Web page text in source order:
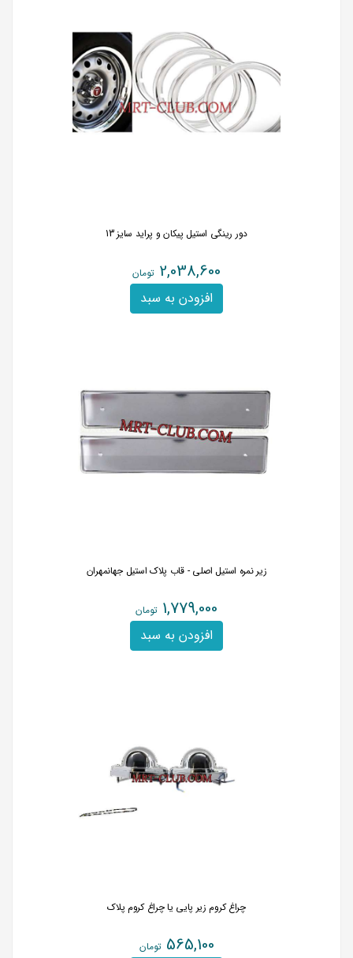
دور رینگی استیل پیکان و پراید سایز 13
2,038,600 تومان
افزودن به سبد
زیر نمره استیل اصلی - قاب پلاک استیل جهانمهران
1,779,000 تومان
افزودن به سبد
چراغ کروم زیر پایی یا چراغ کروم پلاک
565,100 تومان